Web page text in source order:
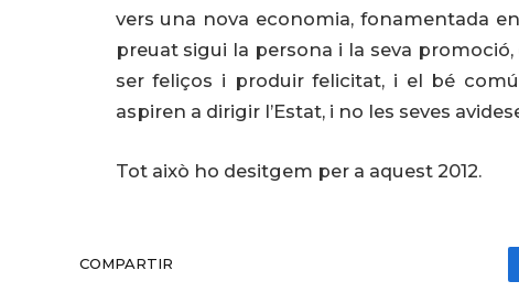
vers una nova economia, fonamentada
preuat sigui la persona i la seva
ser feliços i produir felicitat, i el bé
aspiren a dirigir l’Estat, i no les seves
Tot això ho desitgem per a aquest 2012.
COMPARTIR